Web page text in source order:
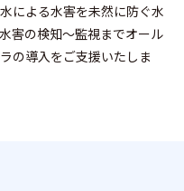
による水害を未然に防ぐ水
害の検知～監視までオール
の導入をご支援いたしま